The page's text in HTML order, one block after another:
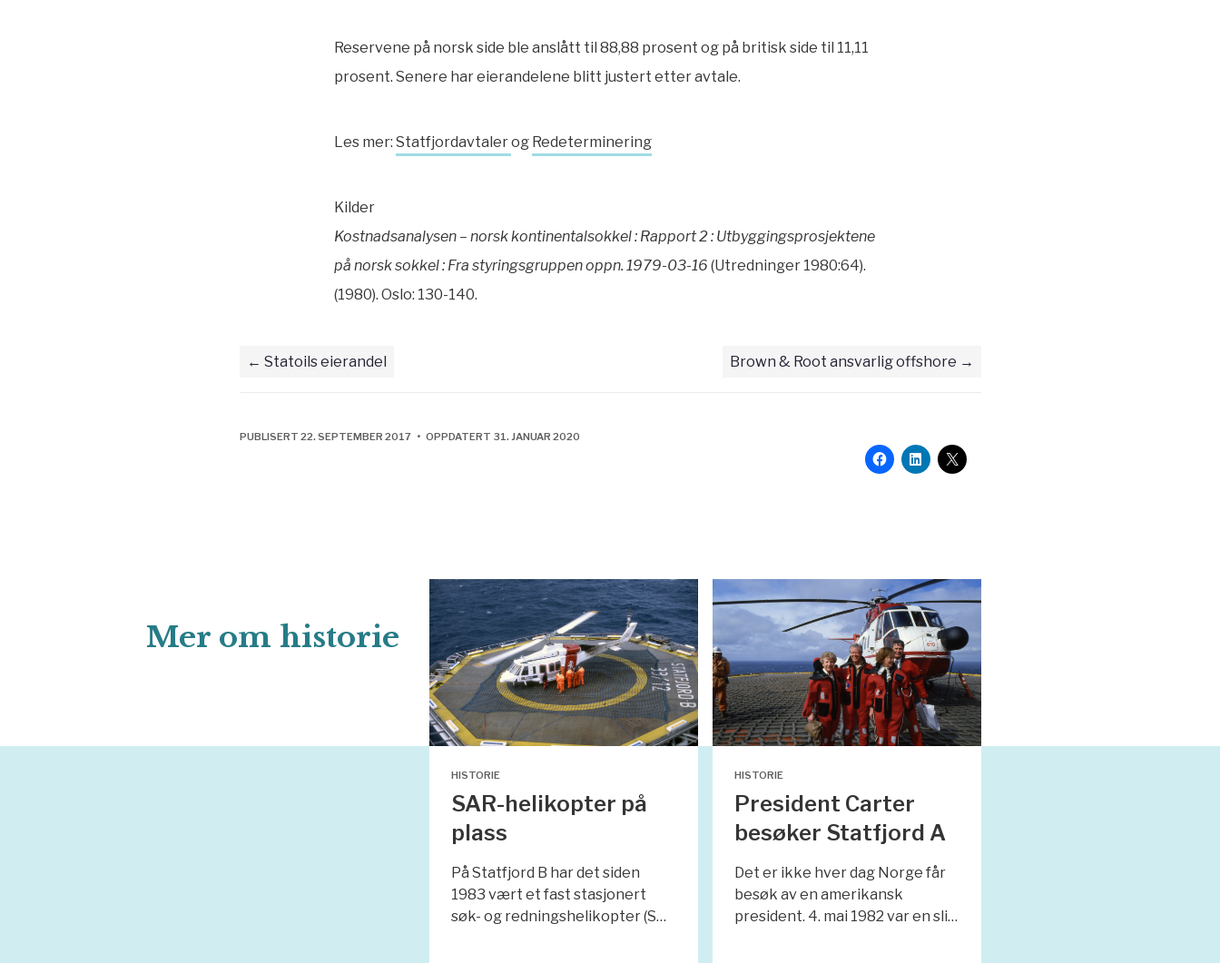
Reservene på norsk side ble anslått til 88,88 prosent og på britisk side til 11,11
prosent. Senere har eierandelene blitt justert etter avtale.
Les mer: Statfjordavtalerog Redeterminering
Kilder
Kostnadsanalysen – norsk kontinentalsokkel : Rapport 2 : Utbyggingsprosjektene
på norsk sokkel : Fra styringsgruppen oppn. 1979-03-16 (Utredninger 1980:64).
(1980). Oslo: 130-140.
Statoils eierandel Brown & Root ansvarlig offshore
PUBLISERT 22. SEPTEMBER 2017 • OPPDATERT 31. JANUAR 2020
Mer om historie
HISTORIE
President Carter
besøker Statfjord A
Det er ikke hver dag Norge får
besøk av en amerikansk
president. 4. mai 1982 var en sli…
HISTORIE
SAR-helikopter på
plass
På Statfjord B har det siden
1983 vært et fast stasjonert
søk- og redningshelikopter (S…